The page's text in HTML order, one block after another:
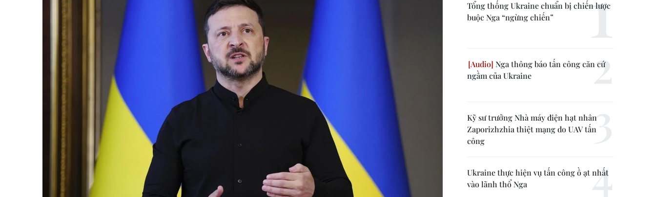
Tổng thống Ukraine chuẩn bị chiến lược
buộc Nga “ngừng chiến”
Nga thông báo tấn công căn cứ
ngầm của Ukraine
Kỹ sư trưởng Nhà máy điện hạt nhân
Zaporizhzhia thiệt mạng do UAV tấn
công
Ukraine thực hiện vụ tấn công ồ ạt nhất
vào lãnh thổ Nga